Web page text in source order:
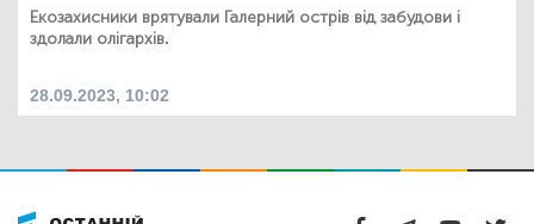
Екозахисники врятували Галерний острів від забудови і
здолали олігархів.
28.09.2023, 10:02